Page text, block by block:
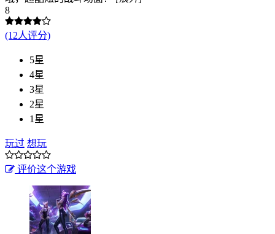
8
(12人评分)
5星
4星
3星
2星
1星
玩过 想玩
评价这个游戏